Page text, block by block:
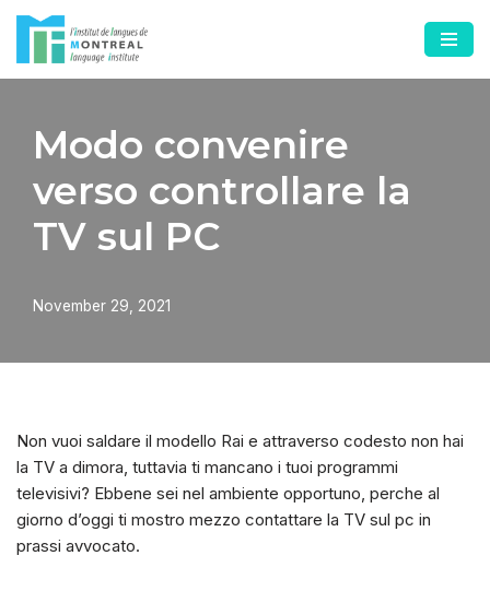
Skip
to
Modo convenire
verso controllare la
TV sul PC
November 29, 2021
Non vuoi saldare il modello Rai e attraverso codesto non hai
la TV a dimora, tuttavia ti mancano i tuoi programmi
televisivi? Ebbene sei nel ambiente opportuno, perche al
giorno d’oggi ti mostro mezzo contattare la TV sul pc in
prassi avvocato.